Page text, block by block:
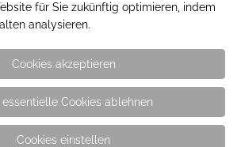
Friedhof
dem Friedhof entdecken!
für Sie zukünftig optimieren, indem
analysieren.
Cookies akzeptieren
Cookies ablehnen
Cookies einstellen